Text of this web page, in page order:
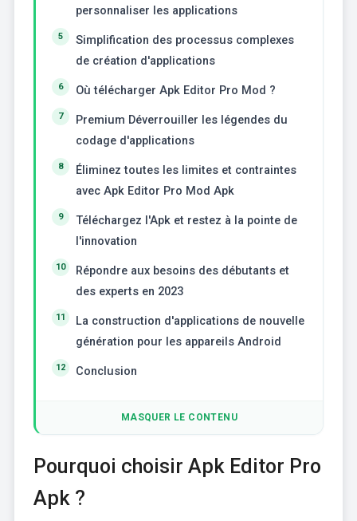
personnaliser les applications
Simplification des processus complexes
de création d'applications
Où télécharger Apk Editor Pro Mod ?
Premium Déverrouiller les légendes du
codage d'applications
Éliminez toutes les limites et contraintes
avec Apk Editor Pro Mod Apk
Téléchargez l'Apk et restez à la pointe de
l'innovation
Répondre aux besoins des débutants et
des experts en 2023
La construction d'applications de nouvelle
génération pour les appareils Android
Conclusion
MASQUER LE CONTENU
Pourquoi choisir Apk Editor Pro
Apk ?